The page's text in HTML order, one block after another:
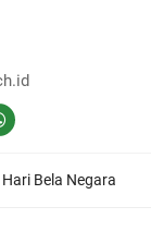
Bela Negara